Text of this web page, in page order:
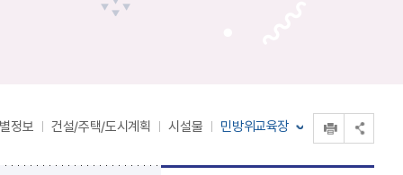
정보 건설/주택/도시계획 시설물 민방위교육장